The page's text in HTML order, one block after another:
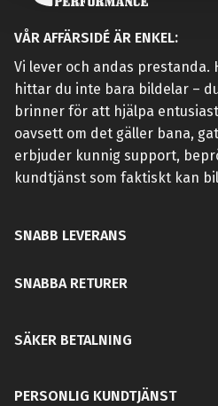
VÅR AFFÄRSIDÉ ÄR ENKEL:
Vi lever och andas prestanda.
hittar du inte bara bildelar –
brinner för att hjälpa
oavsett om det gäller bana,
erbjuder kunnig support,
kundtjänst som faktiskt kan
SNABB LEVERANS
SNABBA RETURER
SÄKER BETALNING
PERSONLIG KUNDTJÄNST